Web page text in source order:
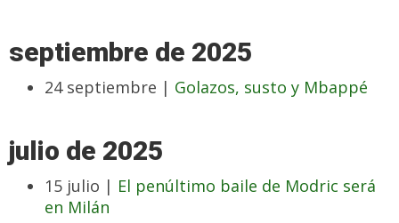
septiembre de 2025
24 septiembre | Golazos, susto y Mbappé
julio de 2025
15 julio | El penúltimo baile de Modric será
en Milán